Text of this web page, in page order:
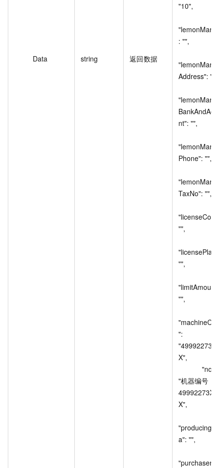
Data string 返回数据
"10",
: "",
Address": "",
nt": "",
Phone": "",
TaxNo": "",
"",
"",
"",
":
X",
"机器编号：
X",
a": "",